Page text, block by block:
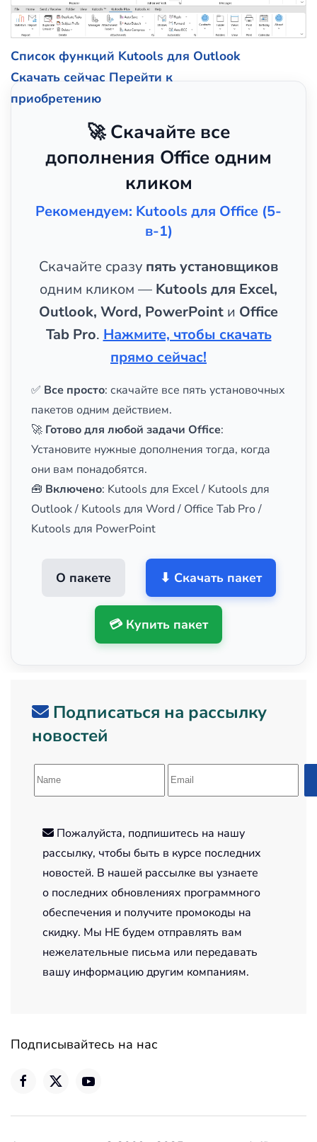
Список функций Kutools для Outlook
Скачать сейчас Перейти к
приобретению
🚀 Скачайте все
дополнения Office одним
кликом
Рекомендуем: Kutools для Office (5-
в-1)
Скачайте сразу пять установщиков
одним кликом — Kutools для Excel,
Outlook, Word, PowerPoint и Office
Tab Pro. Нажмите, чтобы скачать
прямо сейчас!
✅ Все просто: скачайте все пять установочных
пакетов одним действием.
🚀 Готово для любой задачи Office:
Установите нужные дополнения тогда, когда
они вам понадобятся.
🧰 Включено: Kutools для Excel / Kutools для
Outlook / Kutools для Word / Office Tab Pro /
Kutools для PowerPoint
О пакете ⬇ Скачать пакет
💳 Купить пакет
Подписаться на рассылку
новостей
Пожалуйста, подпишитесь на нашу
рассылку, чтобы быть в курсе последних
новостей. В нашей рассылке вы узнаете
о последних обновлениях программного
обеспечения и получите промокоды на
скидку. Мы НЕ будем отправлять вам
нежелательные письма или передавать
вашу информацию другим компаниям.
Подписывайтесь на нас